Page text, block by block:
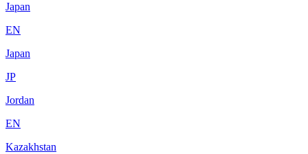
Japan
EN
Japan
JP
Jordan
EN
Kazakhstan